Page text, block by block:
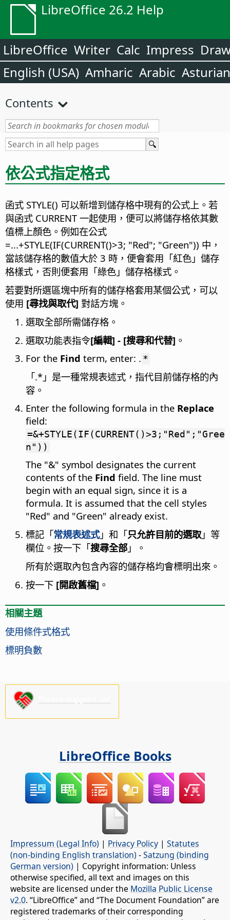
LibreOffice 26.2 Help
LibreOffice Writer Calc Impress
English (USA) Amharic Arabic Asturian
Contents
依公式指定格式
函式 STYLE() 可以新增到儲存格中現有的公式上。若
與函式 CURRENT 一起使用，便可以將儲存格依其數
值標上顏色。例如在公式
=...+STYLE(IF(CURRENT()>3; "Red"; "Green")) 中，
當該儲存格的數值大於 3 時，便會套用「紅色」儲存
格樣式，否則便套用「綠色」儲存格樣式。
若要對所選區塊中所有的儲存格套用某個公式，可以
使用 [尋找與取代] 對話方塊。
選取全部所需儲存格。
選取功能表指令[編輯] - [搜尋和代替] 。
For the Find term, enter: . *
「.*」是一種常規表述式，指代目前儲存格的內
容。
Enter the following formula in the Replace
field:
=&+STYLE(IF(CURRENT()>3;"Red";"Gree
n"))
The "&" symbol designates the current
contents of the Find field. The line must
begin with an equal sign, since it is a
formula. It is assumed that the cell styles
"Red" and "Green" already exist.
標記「常規表述式」和「只允許目前的選取」等
欄位。按一下「搜尋全部 」。
所有於選取內包含內容的儲存格均會標明出來。
按一下 [開啟舊檔] 。
相關主題
使用條件式格式
標明負數
LibreOffice Books
Impressum (Legal Info) | Privacy Policy | Statutes
(non-binding English translation) -Satzung (binding
German version) | Copyright information: Unless
otherwise specified, all text and images on this
website are licensed under the Mozilla Public License
v2.0. “LibreOffice” and “The Document Foundation” are
registered trademarks of their corresponding